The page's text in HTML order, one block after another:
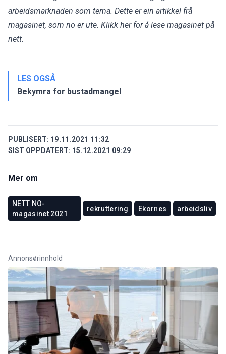
arbeidsmarknaden som tema. Dette er ein artikkel frå
magasinet, som no er ute. Klikk her for å lese magasinet på
nett.
LES OGSÅ
Bekymra for bustadmangel
PUBLISERT: 19.11.2021 11:32
SIST OPPDATERT: 15.12.2021 09:29
Mer om
NETT NO-
magasinet 2021
rekruttering Ekornes arbeidsliv
Annonsørinnhold